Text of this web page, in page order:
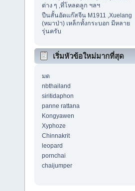
ต่าง ๆ ,ที่โหลดลูก ฯลฯ
ปืนสั้นอัดแก๊สจีน M1911 ,Xuelang
(หมาป่า) เหล็กทั้งกระบอก มีหลาย
รุ่นครับ
เริ่มหัวข้อใหม่มากที่สุด
มด
nbthailand
siritidaphon
panne rattana
Kongyawen
Xyphoze
Chinnakrit
leopard
pornchai
chaijumper